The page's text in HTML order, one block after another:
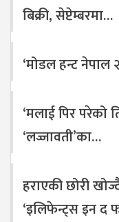
बिक्री, सेप्टेम्बरमा…
‘मोडल हन्ट नेपाल
‘मलाई पिर परेको
‘लज्जावती’का…
हराएकी छोरी
‘इलिफेन्ट्स इन द